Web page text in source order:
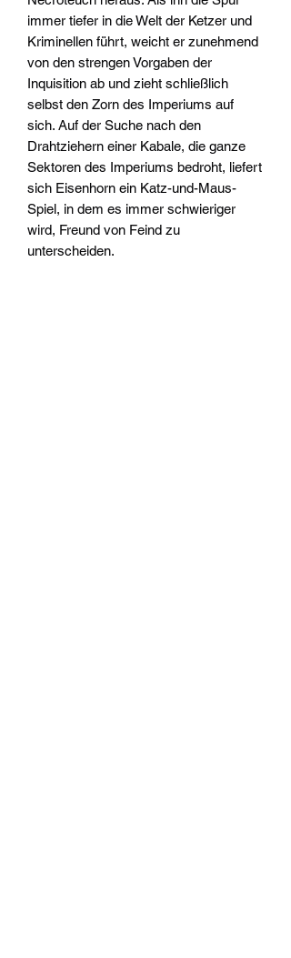
immer tiefer in die Welt der Ketzer und
Kriminellen führt, weicht er zunehmend
von den strengen Vorgaben der
Inquisition ab und zieht schließlich
selbst den Zorn des Imperiums auf
sich. Auf der Suche nach den
Drahtziehern einer Kabale, die ganze
Sektoren des Imperiums bedroht, liefert
sich Eisenhorn ein Katz-und-Maus-
Spiel, in dem es immer schwieriger
wird, Freund von Feind zu
unterscheiden.